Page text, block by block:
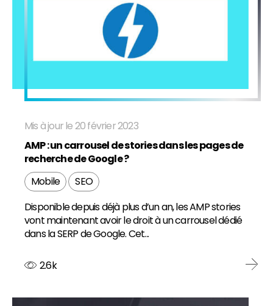
Mis à jour le 20 février 2023
AMP : un carrousel de stories dans les pages de
recherche de Google ?
Mobile
SEO
Disponible depuis déjà plus d’un an, les AMP stories
vont maintenant avoir le droit à un carrousel dédié
dans la SERP de Google. Cet...
2.6k